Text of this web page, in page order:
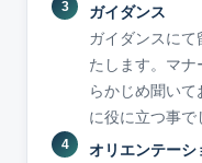
ガイダンス
ガイダンスにて
たします。マナ
らかじめ聞いて
に役に立つ事で
オリエンテーシ